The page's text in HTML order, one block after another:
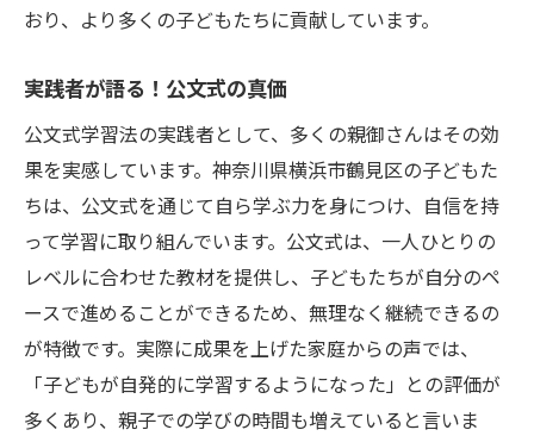
おり、より多くの子どもたちに貢献しています。
実践者が語る！公文式の真価
公文式学習法の実践者として、多くの親御さんはその効
果を実感しています。神奈川県横浜市鶴見区の子どもた
ちは、公文式を通じて自ら学ぶ力を身につけ、自信を持
って学習に取り組んでいます。公文式は、一人ひとりの
レベルに合わせた教材を提供し、子どもたちが自分のペ
ースで進めることができるため、無理なく継続できるの
が特徴です。実際に成果を上げた家庭からの声では、
「子どもが自発的に学習するようになった」との評価が
多くあり、親子での学びの時間も増えていると言いま